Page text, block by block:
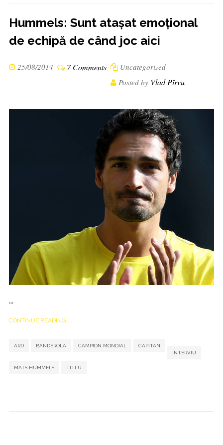
Hummels: Sunt atașat emoțional
de echipă de când joc aici
25/08/2014 7 Comments
Uncategorized
Posted by Vlad Pîrvu
...
CONTINUE READING ...
ARD BANDEROLA CAMPION MONDIAL CAPITAN
INTERVIU
MATS HUMMELS TITLU